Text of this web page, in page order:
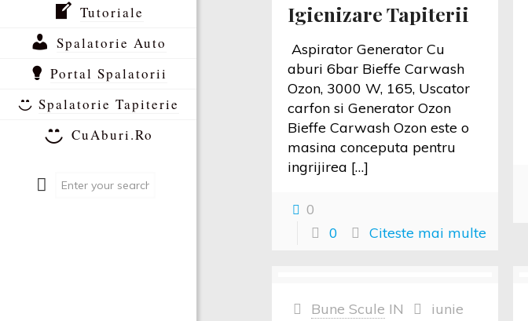
Tutoriale
Spalatorie Auto
Portal Spalatorii
Spalatorie Tapiterie
CuAburi.Ro
Igienizare Tapiterii
Aspirator Generator Cu
aburi 6bar Bieffe Carwash
Ozon, 3000 W, 165, Uscator
carfon si Generator Ozon
Bieffe Carwash Ozon este o
masina conceputa pentru
ingrijirea […]
0
0
Citeste mai multe
Bune Scule IN
iunie